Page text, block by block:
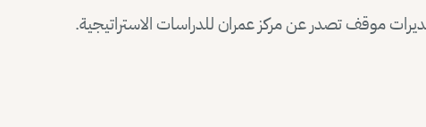
موقف تصدر عن مركز عمران للدراسات الاستراتيجية.